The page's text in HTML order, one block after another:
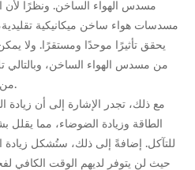
مسدس الهواء الساخن. ونظرًا لأن
مسدسات هواء ساخن ميكانيكية
يحقق تأثيرًا موحدًا ومستقرًا. ولا
من مسدس الهواء الساخن، وبالتالي
من خلال زيادة طاقة عنصر التسخين.
مع ذلك، تجدر الإشارة إلى أن زيادة
الطاقة وزيادة الضوضاء، مما يقلل
للتآكل. إضافةً إلى ذلك، ستُشكل زيادة
حيث لن يتوفر لديهم الوقت الكافي